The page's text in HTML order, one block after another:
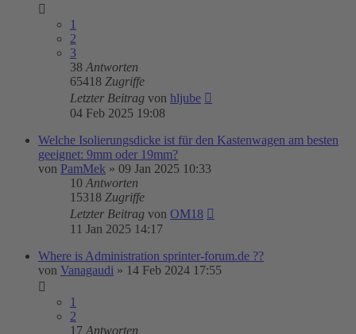
1
2
3
38 Antworten
65418 Zugriffe
Letzter Beitrag von hljube
04 Feb 2025 19:08
Welche Isolierungsdicke ist für den Kastenwagen am besten
geeignet: 9mm oder 19mm?
von PamMek » 09 Jan 2025 10:33
10 Antworten
15318 Zugriffe
Letzter Beitrag von OM18
11 Jan 2025 14:17
Where is Administration sprinter-forum.de ??
von Vanagaudi » 14 Feb 2024 17:55
1
2
17 Antworten